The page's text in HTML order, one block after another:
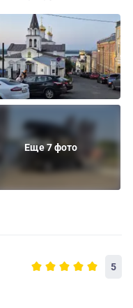
Еще 7 фото
5